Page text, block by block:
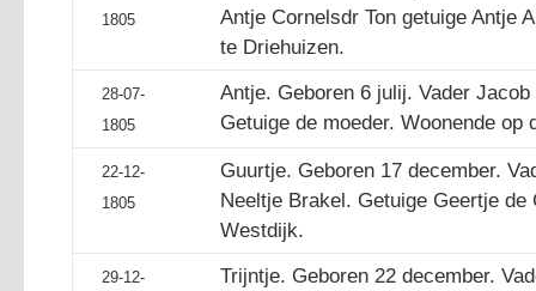
1805
Antje Cornelsdr Ton getuige Antje
te Driehuizen.
28-07-
1805
Antje. Geboren 6 julij. Vader
Getuige de moeder. Woonende op
22-12-
1805
Guurtje. Geboren 17 december.
Neeltje Brakel. Getuige Geertje de
Westdijk.
29-12-
Trijntje. Geboren 22 december.